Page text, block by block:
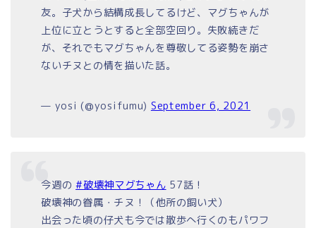
友。子犬から結構成長してるけど、マグちゃんが
上位に立とうとすると全部空回り。失敗続きだ
が、それでもマグちゃんを尊敬してる姿勢を崩さ
ないチヌとの情を描いた話。
— yosi (@yosifumu) September 6, 2021
今週の#破壊神マグちゃん 57話！
破壊神の眷属・チヌ！（他所の飼い犬）
出会った頃の仔犬も今では散歩へ行くのもパワフ